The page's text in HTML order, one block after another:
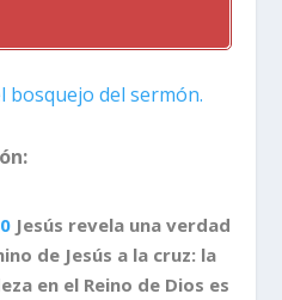
bosquejo del sermón.
Jesús revela una verdad
de Jesús a la cruz: la
en el Reino de Dios es